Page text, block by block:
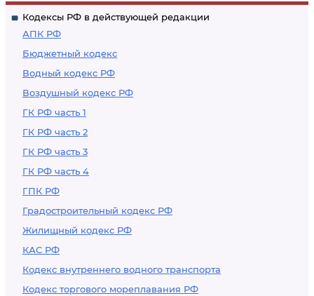
Кодексы РФ в действующей редакции
АПК РФ
Бюджетный кодекс
Водный кодекс РФ
Воздушный кодекс РФ
ГК РФ часть 1
ГК РФ часть 2
ГК РФ часть 3
ГК РФ часть 4
ГПК РФ
Градостроительный кодекс РФ
Жилищный кодекс РФ
КАС РФ
Кодекс внутреннего водного транспорта
Кодекс торгового мореплавания РФ